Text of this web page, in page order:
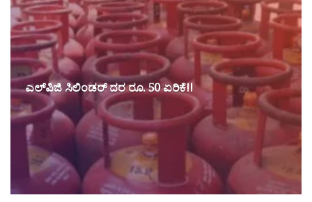
ಎಲ್‌ಪಿಜಿ ಸಿಲಿಂಡ‌ರ್ ದರ ರೂ. 50 ಏರಿಕೆ!!